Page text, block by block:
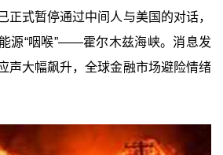
正式暂停通过中间人与美国的对话，
源“咽喉”——霍尔木兹海峡。消息发
声大幅飙升，全球金融市场避险情绪